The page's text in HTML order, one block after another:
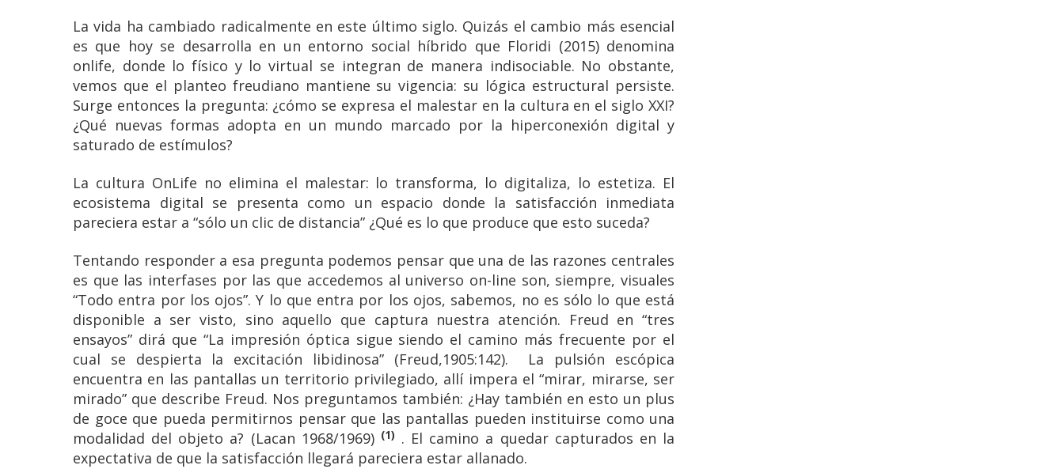
La vida ha cambiado radicalmente en este último siglo. Quizás el cambio más esencial
es que hoy se desarrolla en un entorno social híbrido que Floridi (2015) denomina
onlife, donde lo físico y lo virtual se integran de manera indisociable. No obstante,
vemos que el planteo freudiano mantiene su vigencia: su lógica estructural persiste.
Surge entonces la pregunta: ¿cómo se expresa el malestar en la cultura en el siglo XXI?
¿Qué nuevas formas adopta en un mundo marcado por la hiperconexión digital y
saturado de estímulos?
La cultura OnLife no elimina el malestar: lo transforma, lo digitaliza, lo estetiza. El
ecosistema digital se presenta como un espacio donde la satisfacción inmediata
pareciera estar a “sólo un clic de distancia” ¿Qué es lo que produce que esto suceda?
Tentando responder a esa pregunta podemos pensar que una de las razones centrales
es que las interfases por las que accedemos al universo on-line son, siempre, visuales
“Todo entra por los ojos”. Y lo que entra por los ojos, sabemos, no es sólo lo que está
disponible a ser visto, sino aquello que captura nuestra atención. Freud en “tres
ensayos” dirá que “La impresión óptica sigue siendo el camino más frecuente por el
cual se despierta la excitación libidinosa” (Freud,1905:142). La pulsión escópica
encuentra en las pantallas un territorio privilegiado, allí impera el “mirar, mirarse, ser
mirado” que describe Freud. Nos preguntamos también: ¿Hay también en esto un plus
de goce que pueda permitirnos pensar que las pantallas pueden instituirse como una
modalidad del objeto a? (Lacan 1968/1969) (1) . El camino a quedar capturados en la
expectativa de que la satisfacción llegará pareciera estar allanado.